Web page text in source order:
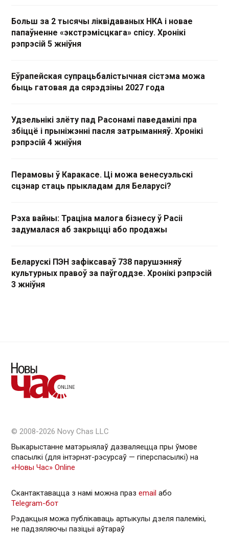
Больш за 2 тысячы ліквідаваных НКА і новае
папаўненне «экстрэмісцкага» спісу. Хронікі
рэпрэсій 5 жніўня
Еўрапейская супрацьбалістычная сістэма можа
быць гатовая да сярэдзіны 2027 года
Удзельнікі злёту пад Расонамі паведамілі пра
збіццё і прыніжэнні пасля затрыманняў. Хронікі
рэпрэсій 4 жніўня
Перамовы ў Каракасе. Ці можа венесуэльскі
сцэнар стаць прыкладам для Беларусі?
Рэха вайны: Траціна малога бізнесу ў Расіі
задумалася аб закрыцці або продажы
Беларускі ПЭН зафіксаваў 738 парушэнняў
культурных правоў за паўгоддзе. Хронікі рэпрэсій
3 жніўня
© 2008-2026 Novy Chas LLC
Выкарыстанне матэрыялаў дазваляецца пры ўмове
спасылкі (для інтэрнэт-рэсурсаў — гiперспасылкi) на
«Новы Час» Online
Скантактавацца з намі можна праз email або
Telegram-бот
Рэдакцыя можа публікаваць артыкулы дзеля палемікі,
не падзяляючы пазіцыі аўтараў